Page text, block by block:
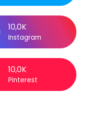
10,0K
Instagram
10,0K
Pinterest